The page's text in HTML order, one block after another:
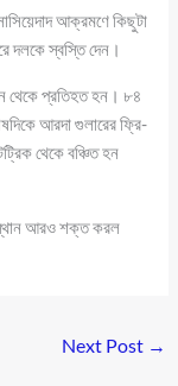
আক্রমণে কিছুটা
দলকে স্বস্তি দেন।
থেকে প্রতিহত হন। ৮৪
আরদা গুলারের ফ্রি-
থেকে বঞ্চিত হন
আরও শক্ত করল
Next Post →